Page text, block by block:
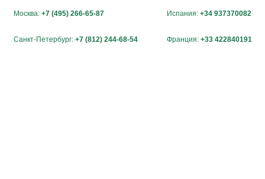
Москва: +7 (495) 266-65-87 Испания: +34 937370082
Санкт-Петербург: +7 (812) 244-68-54 Франция: +33 422840191